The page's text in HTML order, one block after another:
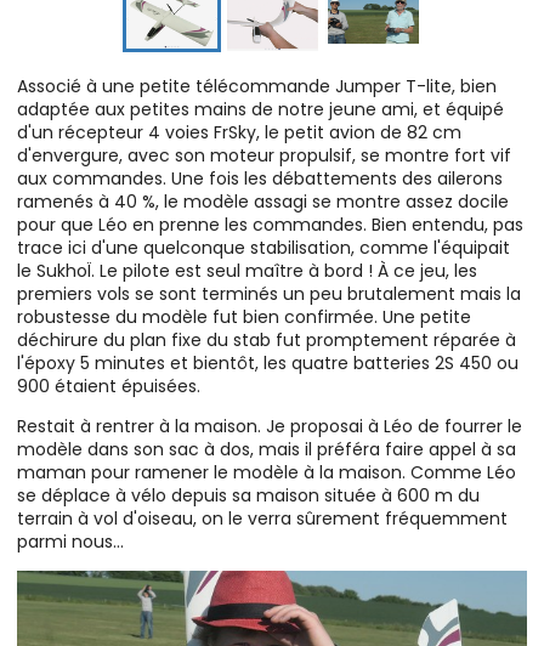
Associé à une petite télécommande Jumper T-lite, bien
adaptée aux petites mains de notre jeune ami, et équipé
d'un récepteur 4 voies FrSky, le petit avion de 82 cm
d'envergure, avec son moteur propulsif, se montre fort vif
aux commandes. Une fois les débattements des ailerons
ramenés à 40 %, le modèle assagi se montre assez docile
pour que Léo en prenne les commandes. Bien entendu, pas
trace ici d'une quelconque stabilisation, comme l'équipait
le SukhoÏ. Le pilote est seul maître à bord ! À ce jeu, les
premiers vols se sont terminés un peu brutalement mais la
robustesse du modèle fut bien confirmée. Une petite
déchirure du plan fixe du stab fut promptement réparée à
l'époxy 5 minutes et bientôt, les quatre batteries 2S 450 ou
900 étaient épuisées.
Restait à rentrer à la maison. Je proposai à Léo de fourrer le
modèle dans son sac à dos, mais il préféra faire appel à sa
maman pour ramener le modèle à la maison. Comme Léo
se déplace à vélo depuis sa maison située à 600 m du
terrain à vol d'oiseau, on le verra sûrement fréquemment
parmi nous...